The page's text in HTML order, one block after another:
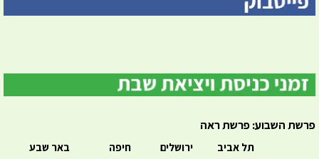
פרשת השבוע: פרשת ראה
תל אביב
ירושלים
חיפה
באר שבע